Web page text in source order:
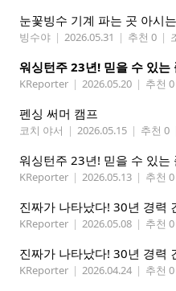
눈꽃빙수 기계 파는 곳 아시
빙수야 | 2026.05.31 | 추천 0 |
워싱턴주 23년! 믿을 수 있
KReporter | 2026.05.20 | 추천 0
펜싱 써머 캠프
코치 야서 | 2026.05.15 | 추천 0
워싱턴주 23년! 믿을 수 있는
KReporter | 2026.05.13 | 추천 0
KReporter | 2026.05.08 | 추천 0
KReporter | 2026.04.24 | 추천 0